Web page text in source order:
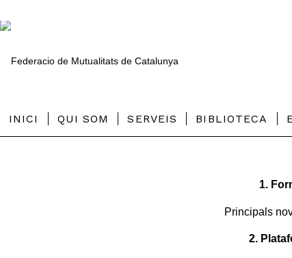
INICI QUI SOM SERVEIS BIBLIOTECA
1.
Principals
2.